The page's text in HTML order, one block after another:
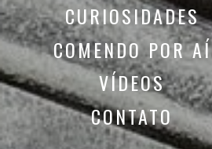
CURIOSIDADES
COMENDO POR AÍ
VÍDEOS
CONTATO